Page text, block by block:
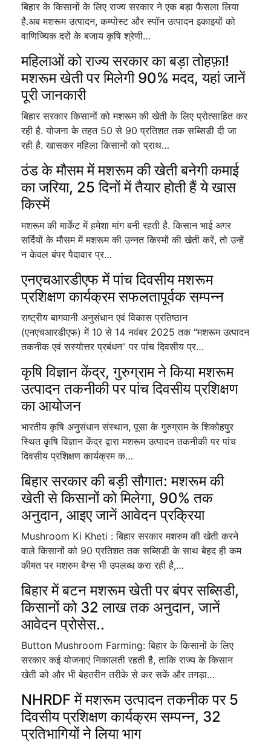
बिहार के किसानों के लिए राज्य सरकार ने एक बड़ा फैसला लिया
है.अब मशरूम उत्पादन, कम्पोस्ट और स्पॉन उत्पादन इकाइयों को
वाणिज्यिक दरों के बजाय कृषि श्रेणी…
महिलाओं को राज्य सरकार का बड़ा तोहफ़ा!
मशरूम खेती पर मिलेगी 90% मदद, यहां जानें
पूरी जानकारी
बिहार सरकार किसानों को मशरूम की खेती के लिए प्रोत्साहित कर
रही है. योजना के तहत 50 से 90 प्रतिशत तक सब्सिडी दी जा
रही है. खासकर महिला किसानों को प्राथ…
ठंड के मौसम में मशरूम की खेती बनेगी कमाई
का जरिया, 25 दिनों में तैयार होती हैं ये खास
किस्में
मशरूम की मार्केट में हमेशा मांग बनी रहती है. किसान भाई अगर
सर्दियों के मौसम में मशरूम की उन्नत किस्मों की खेती करें, तो उन्हें
न केवल बंपर पैदावार प्र…
एनएचआरडीएफ में पांच दिवसीय मशरूम
प्रशिक्षण कार्यक्रम सफलतापूर्वक सम्पन्न
राष्ट्रीय बागवानी अनुसंधान एवं विकास प्रतिष्ठान
(एनएचआरडीएफ) में 10 से 14 नवंबर 2025 तक “मशरूम उत्पादन
तकनीक एवं सस्योत्तर प्रबंधन” पर पांच दिवसीय प्र…
कृषि विज्ञान केंद्र, गुरुग्राम ने किया मशरूम
उत्पादन तकनीकी पर पांच दिवसीय प्रशिक्षण
का आयोजन
भारतीय कृषि अनुसंधान संस्थान, पूसा के गुरुग्राम के शिकोहपुर
स्थित कृषि विज्ञान केंद्र द्वारा मशरूम उत्पादन तकनीकी पर पांच
दिवसीय प्रशिक्षण कार्यक्रम क…
बिहार सरकार की बड़ी सौगात: मशरूम की
खेती से किसानों को मिलेगा, 90% तक
अनुदान, आइए जानें आवेदन प्रक्रिया
Mushroom Ki Kheti : बिहार सरकार मशरुम की खेती करने
वाले किसानों को 90 प्रतिशत तक सब्सिडी के साथ बेहद ही कम
कीमत पर मशरुम बैग्स भी उपलब्ध करा रही है,…
बिहार में बटन मशरूम खेती पर बंपर सब्सिडी,
किसानों को 32 लाख तक अनुदान, जानें
आवेदन प्रोसेस..
Button Mushroom Farming: बिहार के किसानों के लिए
सरकार कई योजनाएं निकालती रहती है, ताकि राज्य के किसान
खेती को और भी बेहतरीन तरीके से कर सकें और तगड़ा…
NHRDF में मशरूम उत्पादन तकनीक पर 5
दिवसीय प्रशिक्षण कार्यक्रम सम्पन्न, 32
प्रतिभागियों ने लिया भाग